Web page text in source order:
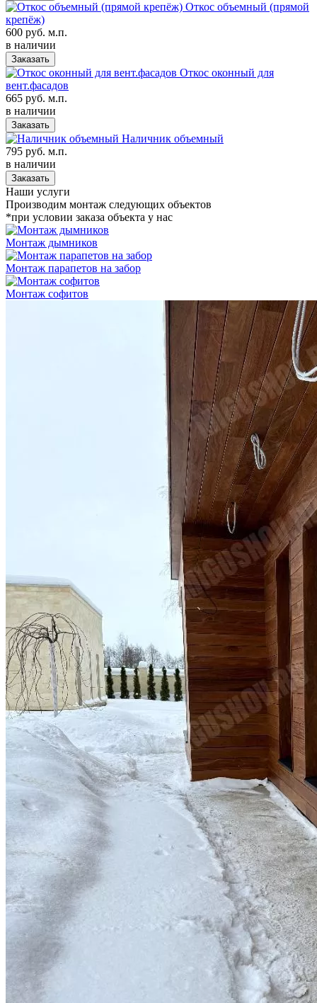
Откос объемный (прямой
крепёж)
600 руб. м.п.
в наличии
Заказать
Откос оконный для
вент.фасадов
665 руб. м.п.
в наличии
Заказать
Наличник объемный
795 руб. м.п.
в наличии
Заказать
Наши услуги
Производим монтаж следующих объектов
*при условии заказа объекта у нас
Монтаж дымников
Монтаж парапетов на забор
Монтаж софитов